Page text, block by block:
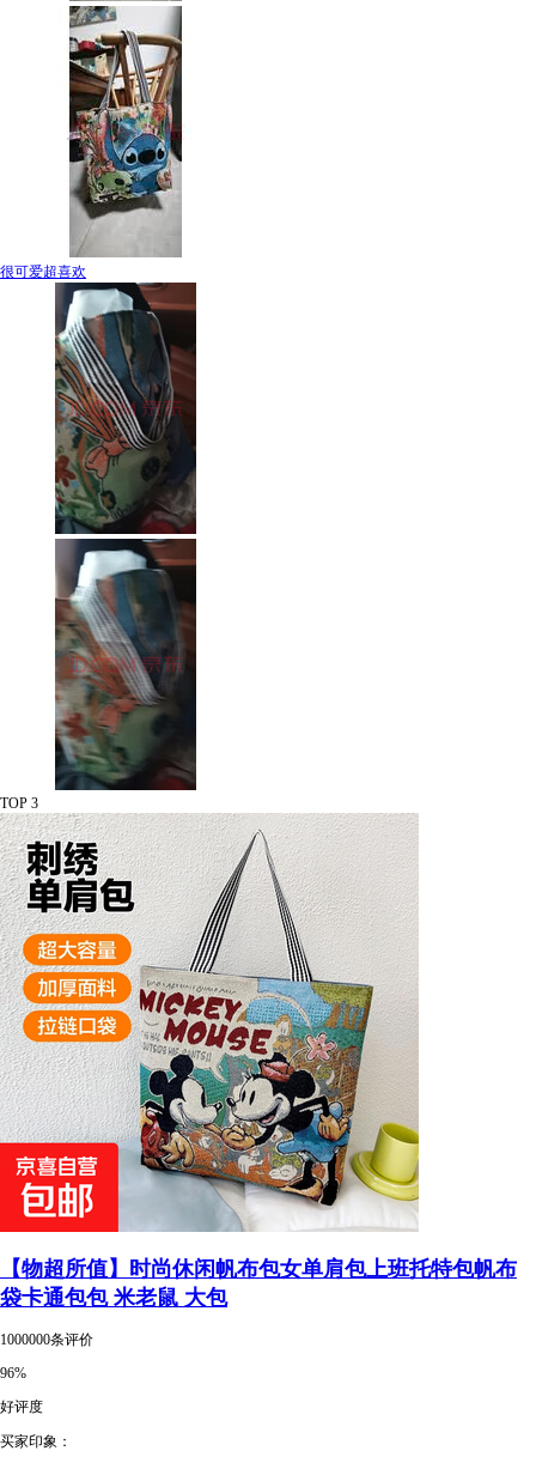
很可爱超喜欢
TOP 3
【物超所值】时尚休闲帆布包女单肩包上班托特包帆布
袋卡通包包 米老鼠 大包
1000000条评价
96%
好评度
买家印象：